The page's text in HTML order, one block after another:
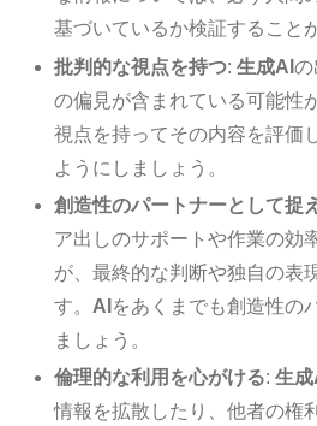
基づいているか検証すること
批判的な視点を持つ:生成AIの
の偏見が含まれている可能性
視点を持ってその内容を評価
ようにしましょう。
創造性のパートナーとして捉
ア出しのサポートや作業の効
が、最終的な判断や独自の表
す。 AI をあくまでも創造性の
ましょう。
倫理的な利用を心がける:生成
情報を拡散したり、他者の権